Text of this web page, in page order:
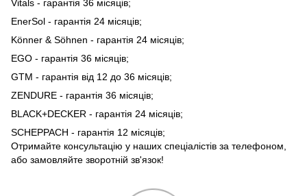
Vitals - гарантія 36 місяців;
EnerSol - гарантія 24 місяців;
Könner & Söhnen - гарантія 24 місяців;
EGO - гарантія 36 місяців;
GTM - гарантія від 12 до 36 місяців;
ZENDURE - гарантія 36 місяців;
BLACK+DECKER - гарантія 24 місяців;
SCHEPPACH - гарантія 12 місяців;
Отримайте консультацію у наших спеціалістів за телефоном,
або замовляйте зворотній зв'язок!